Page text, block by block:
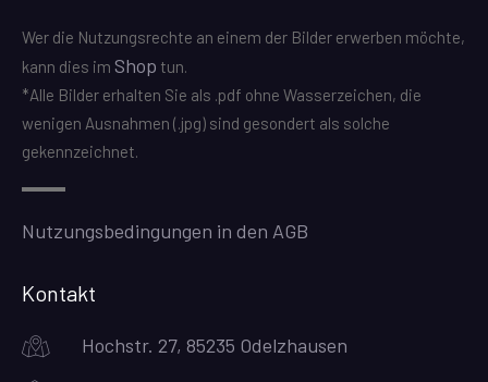
Wer die Nutzungsrechte an einem der Bilder erwerben möchte,
kann dies im Shop tun.
*Alle Bilder erhalten Sie als .pdf ohne Wasserzeichen, die
wenigen Ausnahmen (.jpg) sind gesondert als solche
gekennzeichnet.
Nutzungsbedingungen in den AGB
Kontakt
Hochstr. 27, 85235 Odelzhausen